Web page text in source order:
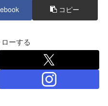
コピー
ーする